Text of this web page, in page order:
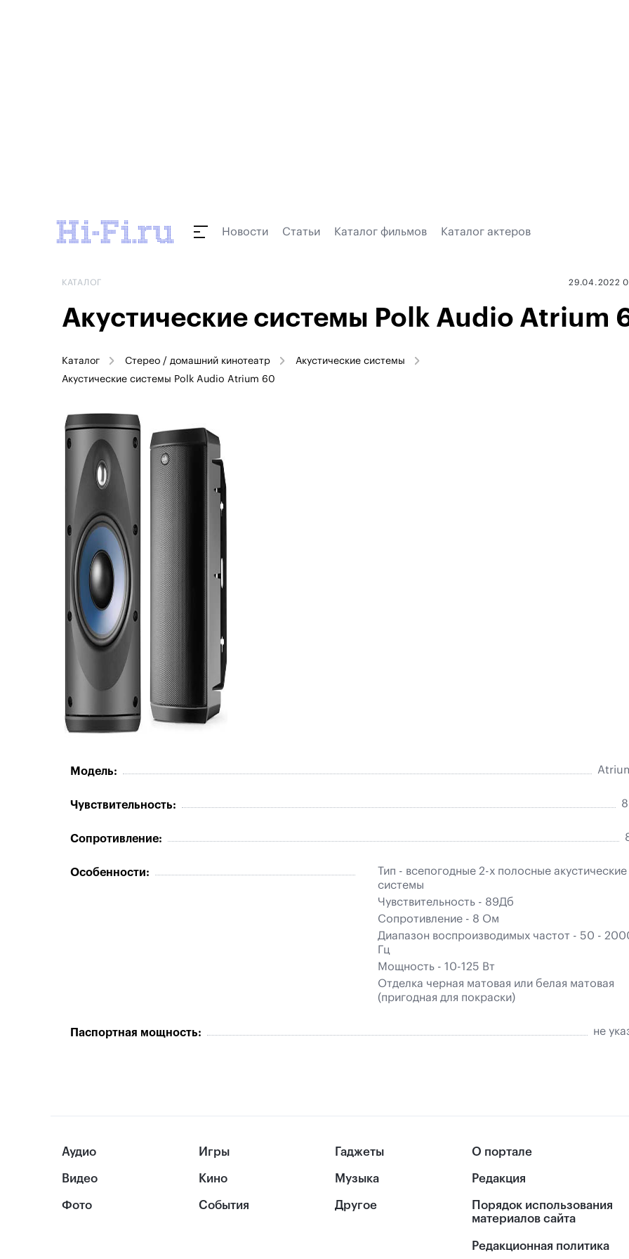
Новости Статьи Каталог фильмов Каталог актеров
КАТАЛОГ 29.04.2022
Акустические системы Polk Audio Atrium
Каталог Стерео / домашний кинотеатр
Акустические системы
Акустические системы Polk Audio Atrium 60
Модель:
Чувствительность:
Сопротивление:
Особенности:
Тип - всепогодные 2-х полосные акустические
системы
Чувствительность - 89Дб
Сопротивление - 8 Ом
Диапазон воспроизводимых частот - 50 -
Гц
Мощность - 10-125 Вт
Отделка черная матовая или белая матовая
(пригодная для покраски)
Паспортная мощность: не
Аудио
Видео
Фото
Игры
Кино
События
Гаджеты
Музыка
Другое
О портале
Редакция
Порядок использования
материалов сайта
Редакционная политика